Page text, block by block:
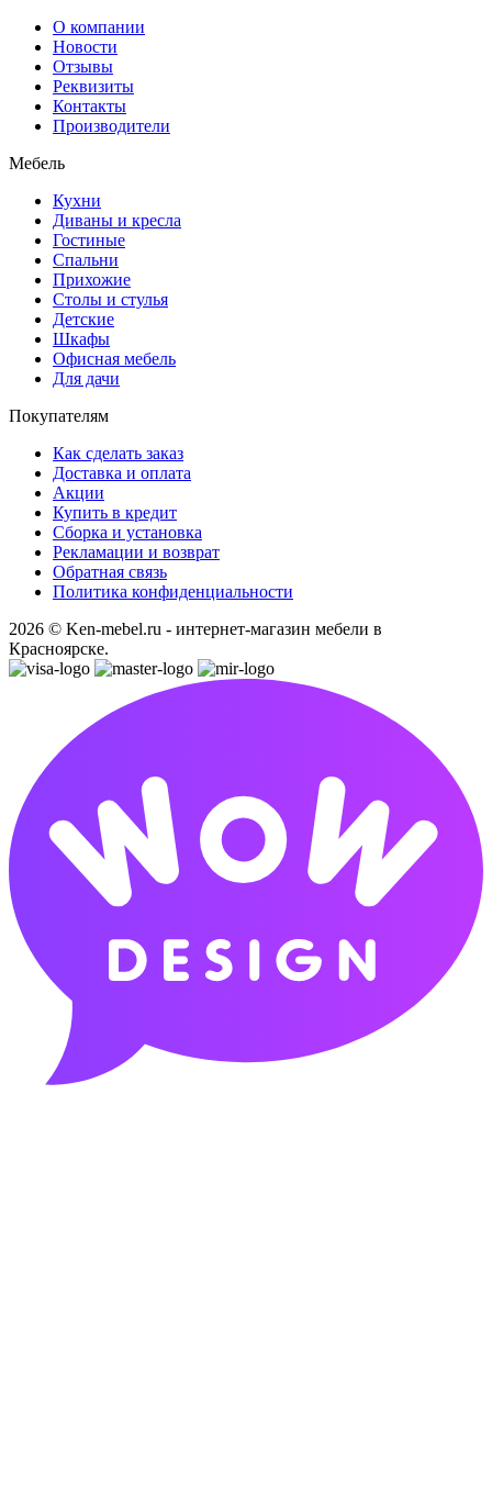
О компании
Новости
Отзывы
Реквизиты
Контакты
Производители
Мебель
Кухни
Диваны и кресла
Гостиные
Спальни
Прихожие
Столы и стулья
Детские
Шкафы
Офисная мебель
Для дачи
Покупателям
Как сделать заказ
Доставка и оплата
Акции
Купить в кредит
Сборка и установка
Рекламации и возврат
Обратная связь
Политика конфиденциальности
2026 © Ken-mebel.ru - интернет-магазин мебели в
Красноярске.